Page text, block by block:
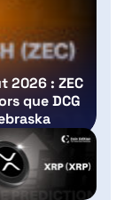
2026 : ZEC
que DCG